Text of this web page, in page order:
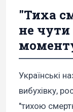
"Тиха
не чути
Українські
вибухівку,
"тихою